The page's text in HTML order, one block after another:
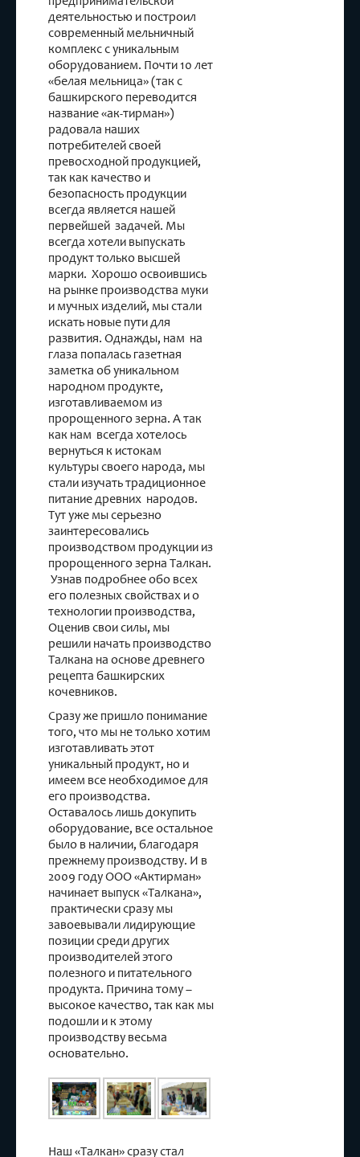
деятельностью и построил
современный мельничный
комплекс с уникальным
оборудованием. Почти 10 лет
«белая мельница» (так с
башкирского переводится
название «ак-тирман»)
радовала наших
потребителей своей
превосходной продукцией,
так как качество и
безопасность продукции
всегда является нашей
первейшей задачей. Мы
всегда хотели выпускать
продукт только высшей
марки. Хорошо освоившись
на рынке производства муки
и мучных изделий, мы стали
искать новые пути для
развития. Однажды, нам на
глаза попалась газетная
заметка об уникальном
народном продукте,
изготавливаемом из
пророщенного зерна. А так
как нам всегда хотелось
вернуться к истокам
культуры своего народа, мы
стали изучать традиционное
питание древних народов.
Тут уже мы серьезно
заинтересовались
производством продукции из
пророщенного зерна Талкан.
Узнав подробнее обо всех
его полезных свойствах и о
технологии производства,
Оценив свои силы, мы
решили начать производство
Талкана на основе древнего
рецепта башкирских
кочевников.
Сразу же пришло понимание
того, что мы не только хотим
изготавливать этот
уникальный продукт, но и
имеем все необходимое для
его производства.
Оставалось лишь докупить
оборудование, все остальное
было в наличии, благодаря
прежнему производству. И в
2009 году ООО «Актирман»
начинает выпуск «Талкана»,
практически сразу мы
завоевывали лидирующие
позиции среди других
производителей этого
полезного и питательного
продукта. Причина тому –
высокое качество, так как мы
подошли и к этому
производству весьма
основательно.
Наш «Талкан» сразу стал